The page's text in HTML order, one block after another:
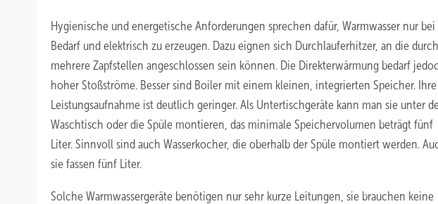
Hygienische und energetische Anforderungen sprechen dafür, Warmwasser nur bei
Bedarf und elektrisch zu erzeugen. Dazu eignen sich Durchlauferhitzer, an die
mehrere Zapfstellen angeschlossen sein können. Die Direkterwärmung bedarf
hoher Stoßströme. Besser sind Boiler mit einem kleinen, integrierten Speicher. Ihre
Leistungsaufnahme ist deutlich geringer. Als Untertischgeräte kann man sie unter
Waschtisch oder die Spüle montieren, das minimale Speichervolumen beträgt fünf
Liter. Sinnvoll sind auch Wasserkocher, die oberhalb der Spüle montiert werden.
sie fassen fünf Liter.
Solche Warmwassergeräte benötigen nur sehr kurze Leitungen, sie brauchen keine